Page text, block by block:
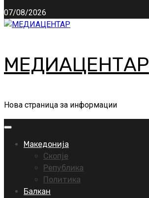
07/08/2026
МЕДИАЦЕНТАР
Нова страница за информации
Primary
Македонија
Скопје
Република
Политика
Балкан